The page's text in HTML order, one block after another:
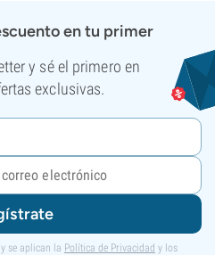
en tu primer
y sé el primero en
exclusivas.
se aplican la Política de Privacidad y los